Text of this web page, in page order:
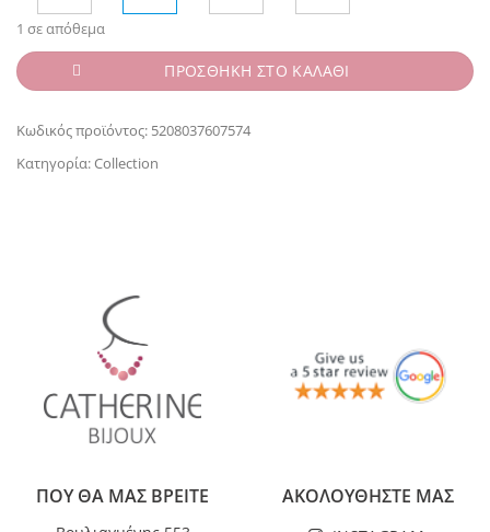
1 σε απόθεμα
ΠΡΟΣΘΗΚΗ ΣΤΟ ΚΑΛΑΘΙ
Κωδικός προϊόντος: 5208037607574
Κατηγορία:Collection
ΠΟΥ ΘΑ ΜΑΣ ΒΡΕΙΤΕ ΑΚΟΛΟΥΘΗΣΤΕ ΜΑΣ